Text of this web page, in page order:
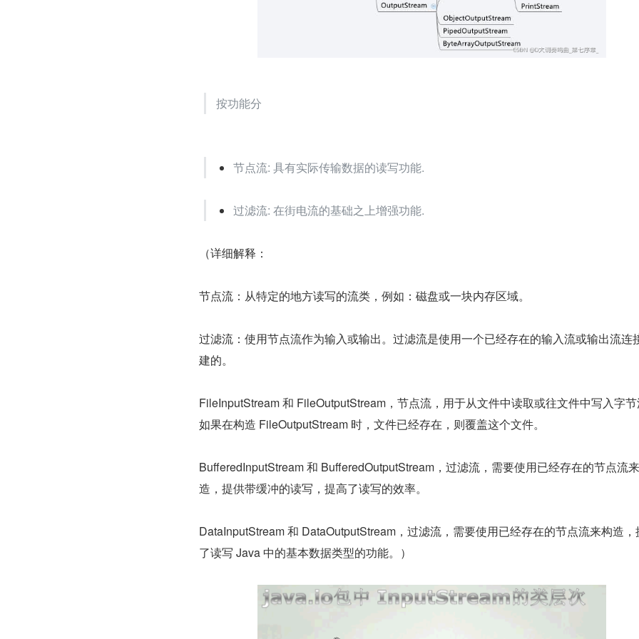
按功能分
节点流: 具有实际传输数据的读写功能.
过滤流: 在街电流的基础之上增强功能.
（详细解释：
节点流：从特定的地方读写的流类，例如：磁盘或一块内存区域。
过滤流：使用节点流作为输入或输出。过滤流是使用一个已经存在的输入流或输出流连
建的。
FileInputStream 和 FileOutputStream，节点流，用于从文件中读取或往文件中写入字节
如果在构造 FileOutputStream 时，文件已经存在，则覆盖这个文件。
BufferedInputStream 和 BufferedOutputStream，过滤流，需要使用已经存在的节点流
造，提供带缓冲的读写，提高了读写的效率。
DataInputStream 和 DataOutputStream，过滤流，需要使用已经存在的节点流来构造，
了读写 Java 中的基本数据类型的功能。）